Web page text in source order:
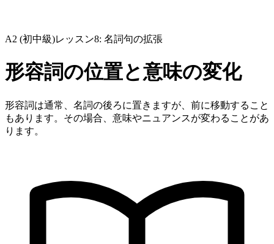
A2 (初中級)レッスン8: 名詞句の拡張
形容詞の位置と意味の変化
形容詞は通常、名詞の後ろに置きますが、前に移動すること
もあります。その場合、意味やニュアンスが変わることがあ
ります。